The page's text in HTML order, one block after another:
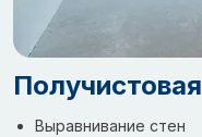
Получистовая
Выравнивание стен